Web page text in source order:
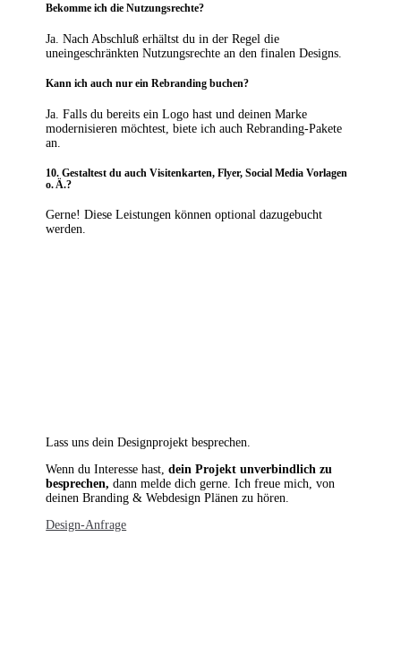
Bekomme ich die Nutzungsrechte?
Ja. Nach Abschluß erhältst du in der Regel die
uneingeschränkten Nutzungsrechte an den finalen Designs.
Kann ich auch nur ein Rebranding buchen?
Ja. Falls du bereits ein Logo hast und deinen Marke
modernisieren möchtest, biete ich auch Rebranding-Pakete
an.
10. Gestaltest du auch Visitenkarten, Flyer, Social Media Vorlagen
o. Ä.?
Gerne! Diese Leistungen können optional dazugebucht
werden.
Lass uns dein Designprojekt besprechen.
Wenn du Interesse hast,dein Projekt unverbindlich zu
besprechen, dann melde dich gerne. Ich freue mich, von
deinen Branding & Webdesign Plänen zu hören.
Design-Anfrage